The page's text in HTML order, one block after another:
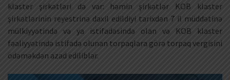
klaster şirkətləri də var: həmin şirkətlər KOB klaster
şirkətlərinin reyestrinə daxil edildiyi tarixdən 7 il müddətinə
mülkiyyətində və ya istifadəsində olan və KOB klaster
fəaliyyətində istifadə olunan torpaqlara görə torpaq vergisini
ödəməkdən azad ediliblər.